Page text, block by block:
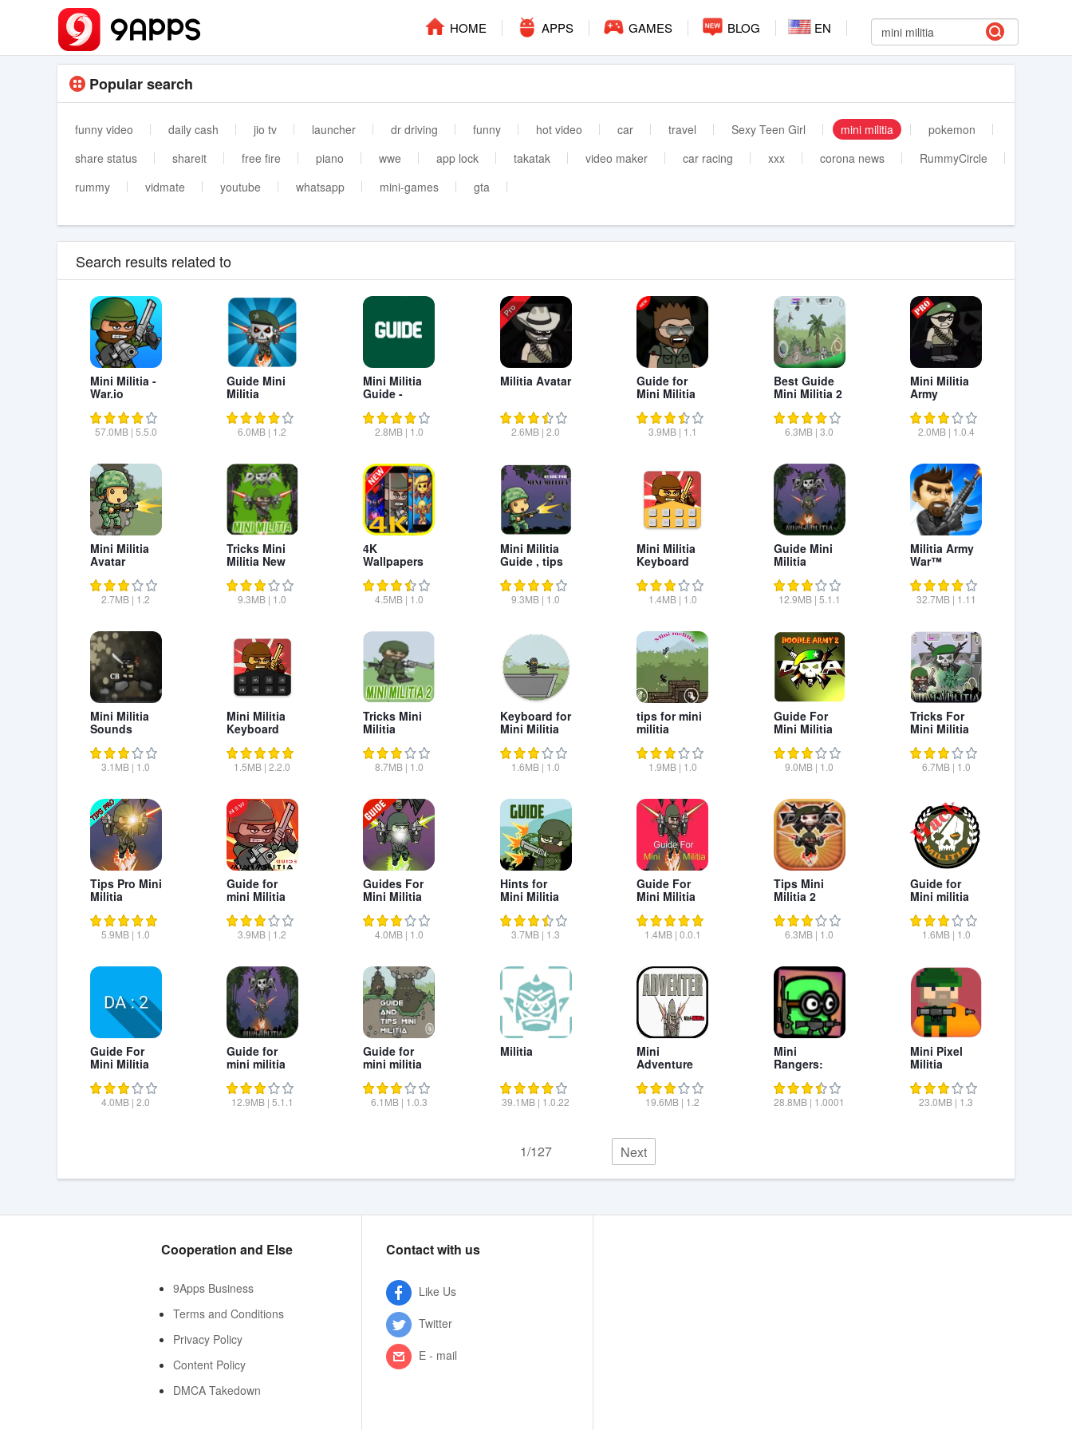
HOME APPS GAMES BLOG EN
Popular search
funny video daily cash jio tv launcher dr driving funny hot video car travel Sexy Teen Girl mini militia
pokemon
share status
shareit free fire piano wwe app lock takatak video maker car racing xxx corona news
RummyCircle
rummy
vidmate youtube whatsapp mini-games gta
Search results related to
Mini Militia -
War.io
57.0MB | 5.5.0
Guide Mini
Militia
6.0MB | 1.2
Mini Militia
Guide -
2.8MB | 1.0
Militia Avatar
2.6MB | 2.0
Guide for
Mini Militia
3.9MB | 1.1
Best Guide
Mini Militia 2
6.3MB | 3.0
Mini Militia
Army
2.0MB | 1.0.4
Mini Militia
Avatar
2.7MB | 1.2
Tricks Mini
Militia New
9.3MB | 1.0
4K
Wallpapers
Militia 2020
4.5MB | 1.0
Mini Militia
Guide , tips
9.3MB | 1.0
Mini Militia
Keyboard
1.4MB | 1.0
Guide Mini
Militia
12.9MB | 5.1.1
Militia Army
War™
32.7MB | 1.11
Mini Militia
Sounds
3.1MB | 1.0
Mini Militia
Keyboard
1.5MB | 2.2.0
Tricks Mini
Militia
8.7MB | 1.0
Keyboard for
Mini Militia
1.6MB | 1.0
tips for mini
militia
1.9MB | 1.0
Guide For
Mini Militia
9.0MB | 1.0
Tricks For
Mini Militia
6.7MB | 1.0
Tips Pro Mini
Militia
5.9MB | 1.0
Guide for
mini Militia
3.9MB | 1.2
Guides For
Mini Militia
4.0MB | 1.0
Hints for
Mini Militia
2020
3.7MB | 1.3
Guide For
Mini Militia
1.4MB | 0.0.1
Tips Mini
Militia 2
6.3MB | 1.0
Guide for
Mini militia
1.6MB | 1.0
Guide For
Mini Militia
4.0MB | 2.0
Guide for
mini militia
12.9MB | 5.1.1
Guide for
mini militia
6.1MB | 1.0.3
Militia
39.1MB | 1.0.22
Mini
Adventure
19.6MB | 1.2
Mini
Rangers:
Game
28.8MB | 1.0001
Mini Pixel
Militia
23.0MB | 1.3
1/127 Next
Cooperation and Else
9Apps Business
Terms and Conditions
Privacy Policy
Content Policy
DMCA Takedown
Contact with us
Like Us
Twitter
E - mail